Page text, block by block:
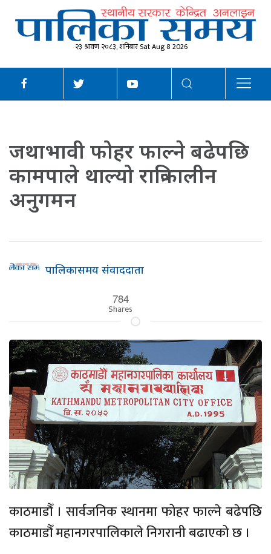
२३ श्रावण २०८३, शनिबार Sat Aug 8 2026
जथाभावी फोहर फाल्ने बढेपछि
कामपाले थाल्यो रात्रिकालीन
अनुगमन
पालिकासमय संवाददाता
784
Shares
काठमाडौँ । सार्वजनिक स्थानमा फोहर फाल्ने बढेपछि
काठमाडौँ महानगरपालिकाले निगरानी बढाएको छ ।